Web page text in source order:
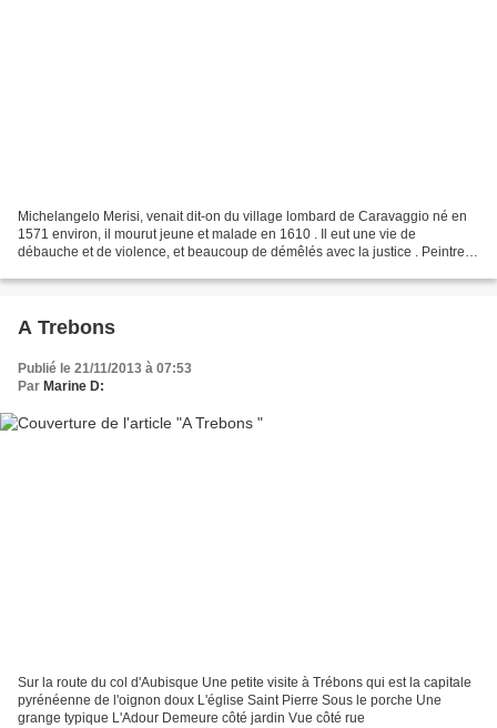
Michelangelo Merisi, venait dit-on du village lombard de Caravaggio né en
1571 environ, il mourut jeune et malade en 1610 . Il eut une vie de
débauche et de violence, et beaucoup de démêlés avec la justice . Peintre
A Trebons
Publié le 21/11/2013 à 07:53
Par Marine D:
Sur la route du col d'Aubisque Une petite visite à Trébons qui est la capitale
pyrénéenne de l'oignon doux L'église Saint Pierre Sous le porche Une
grange typique L'Adour Demeure côté jardin Vue côté rue